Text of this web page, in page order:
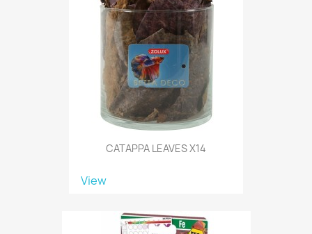
CATAPPA LEAVES X14
View